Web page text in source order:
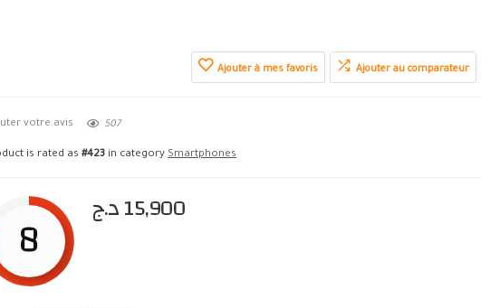
Ajouter à mes favoris Ajouter au comparateur
votre avis 507
is rated as#423 in categorySmartphones
8 15,900د.ج